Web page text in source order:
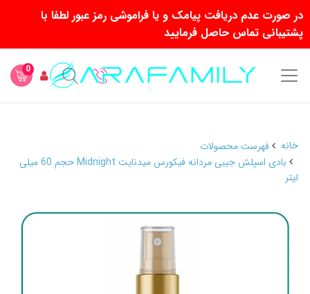
در صورت عدم دریافت پیامک و یا فراموشی رمز عبور لطفا با
پشتیبانی تماس حاصل فرمایید
0
خانه
فهرست محصولات
بادی اسپلش جیبی مردانه فیکورس میدنایت Midnight حجم 60 میلی
لیتر